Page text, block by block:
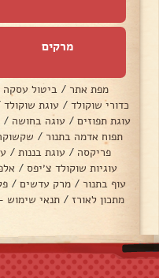
מרקים
מפת אתר / ביטול עסקה
כדורי שוקולד / עוגת שוקולד
עוגת תפוזים / עוגה בחושה /
תפוח אדמה בתנור /
פריקסה / עוגת בננות /
עוגיות שוקולד צ׳יפס /
עוף בתנור / מרק עדשים /
מתכון לאורז / תנאי שימוש